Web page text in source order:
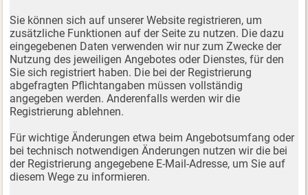
Sie können sich auf unserer Website registrieren, um
zusätzliche Funktionen auf der Seite zu nutzen. Die dazu
eingegebenen Daten verwenden wir nur zum Zwecke der
Nutzung des jeweiligen Angebotes oder Dienstes, für den
Sie sich registriert haben. Die bei der Registrierung
abgefragten Pflichtangaben müssen vollständig
angegeben werden. Anderenfalls werden wir die
Registrierung ablehnen.
Für wichtige Änderungen etwa beim Angebotsumfang oder
bei technisch notwendigen Änderungen nutzen wir die bei
der Registrierung angegebene E-Mail-Adresse, um Sie auf
diesem Wege zu informieren.